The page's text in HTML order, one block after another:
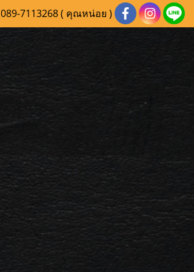
089-7113268 ( คุณหน่อย )